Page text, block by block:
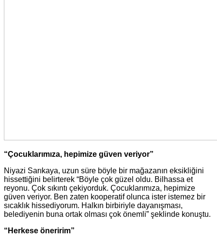
“Çocuklarımıza, hepimize güven veriyor”
Niyazi Sarıkaya, uzun süre böyle bir mağazanın eksikliğini
hissettiğini belirterek “Böyle çok güzel oldu. Bilhassa et
reyonu. Çok sıkıntı çekiyorduk. Çocuklarımıza, hepimize
güven veriyor. Ben zaten kooperatif olunca ister istemez bir
sıcaklık hissediyorum. Halkın birbiriyle dayanışması,
belediyenin buna ortak olması çok önemli” şeklinde konuştu.
“Herkese öneririm”